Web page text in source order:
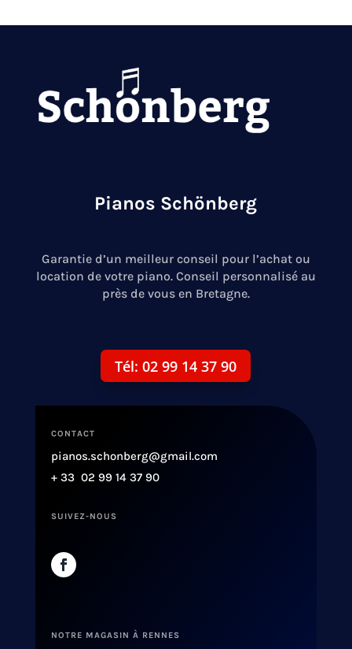
Pianos Schönberg
Garantie d’un meilleur conseil pour l’achat ou
location de votre piano. Conseil personnalisé au
près de vous en Bretagne.
Tél: 02 99 14 37 90
CONTACT
pianos.schonberg@gmail.com
+ 33 02 99 14 37 90
SUIVEZ-NOUS
NOTRE MAGASIN À RENNES